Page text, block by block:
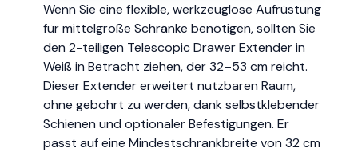
Wenn Sie eine flexible, werkzeuglose Aufrüstung
für mittelgroße Schränke benötigen, sollten Sie
den 2-teiligen Telescopic Drawer Extender in
Weiß in Betracht ziehen, der 32–53 cm reicht.
Dieser Extender erweitert nutzbaren Raum,
ohne gebohrt zu werden, dank selbstklebender
Schienen und optionaler Befestigungen. Er
passt auf eine Mindestschrankbreite von 32 cm